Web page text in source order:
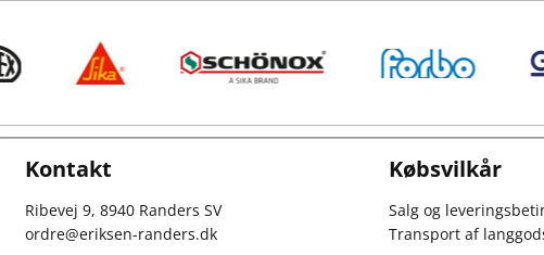
Kontakt
Ribevej 9, 8940 Randers SV
ordre@eriksen-randers.dk
Købsvilkår
Salg og
Transport af